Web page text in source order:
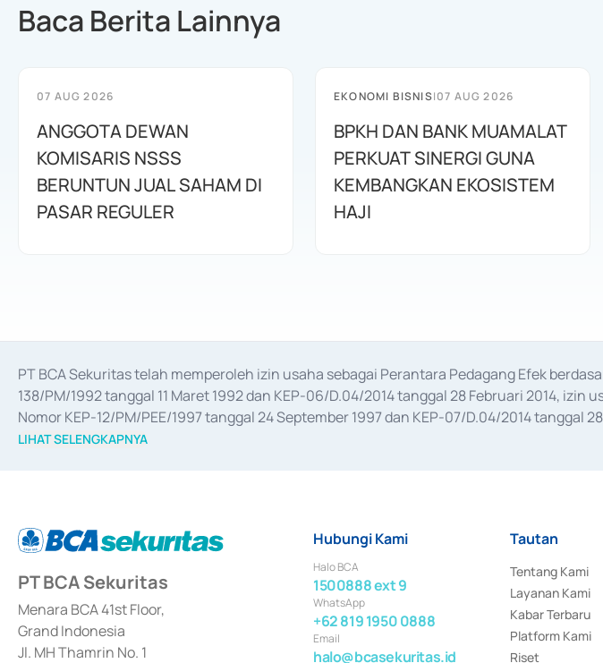
Baca Berita Lainnya
07 AUG 2026
ANGGOTA DEWAN
KOMISARIS NSSS
BERUNTUN JUAL SAHAM DI
PASAR REGULER
EKONOMI BISNIS|07 AUG 2026
BPKH DAN BANK MUAMALAT
PERKUAT SINERGI GUNA
KEMBANGKAN EKOSISTEM
HAJI
PT BCA Sekuritas telah memperoleh izin usaha sebagai Perantara Pedagang Efek
138/PM/1992 tanggal 11 Maret 1992 dan KEP-06/D.04/2014 tanggal 28 Februari 2014,
Nomor KEP-12/PM/PEE/1997 tanggal 24 September 1997 dan KEP-07/D.04/2014 tanggal
merger, akuisisi, divestasi, dan
LIHAT SELENGKAPNYA
PT BCA Sekuritas
Menara BCA 41st Floor,
Grand Indonesia
Jl. MH Thamrin No. 1
Hubungi Kami
Halo BCA
1500888 ext 9
WhatsApp
+62 819 1950 0888
Email
halo@bcasekuritas.id
Tautan
Tentang Kami
Layanan Kami
Kabar Terbaru
Platform Kami
Riset